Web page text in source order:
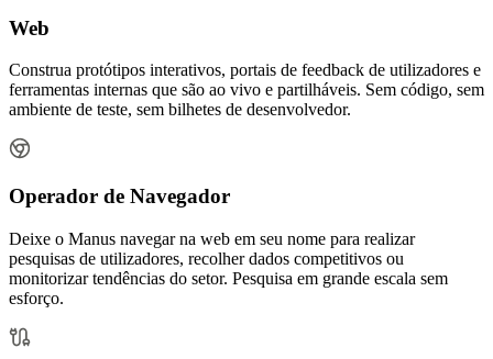
Web
Construa protótipos interativos, portais de feedback de utilizadores e
ferramentas internas que são ao vivo e partilháveis. Sem código, sem
ambiente de teste, sem bilhetes de desenvolvedor.
Operador de Navegador
Deixe o Manus navegar na web em seu nome para realizar
pesquisas de utilizadores, recolher dados competitivos ou
monitorizar tendências do setor. Pesquisa em grande escala sem
esforço.